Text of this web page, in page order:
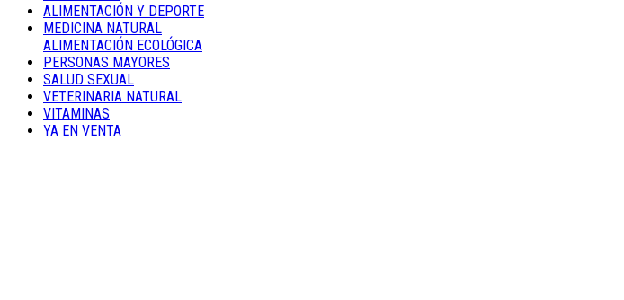
ALIMENTACIÓN Y DEPORTE
MEDICINA NATURAL
ALIMENTACIÓN ECOLÓGICA
PERSONAS MAYORES
SALUD SEXUAL
VETERINARIA NATURAL
VITAMINAS
YA EN VENTA